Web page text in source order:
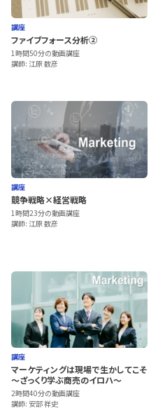
講座
ファイブフォース分析②
1時間50分の動画講座
講師: 江原 数彦
講座
競争戦略×経営戦略
1時間23分の動画講座
講師: 江原 数彦
講座
マーケティングは現場で生かしてこそ
～ざっくり学ぶ商売のイロハ～
2時間40分の動画講座
講師: 安部 祥史